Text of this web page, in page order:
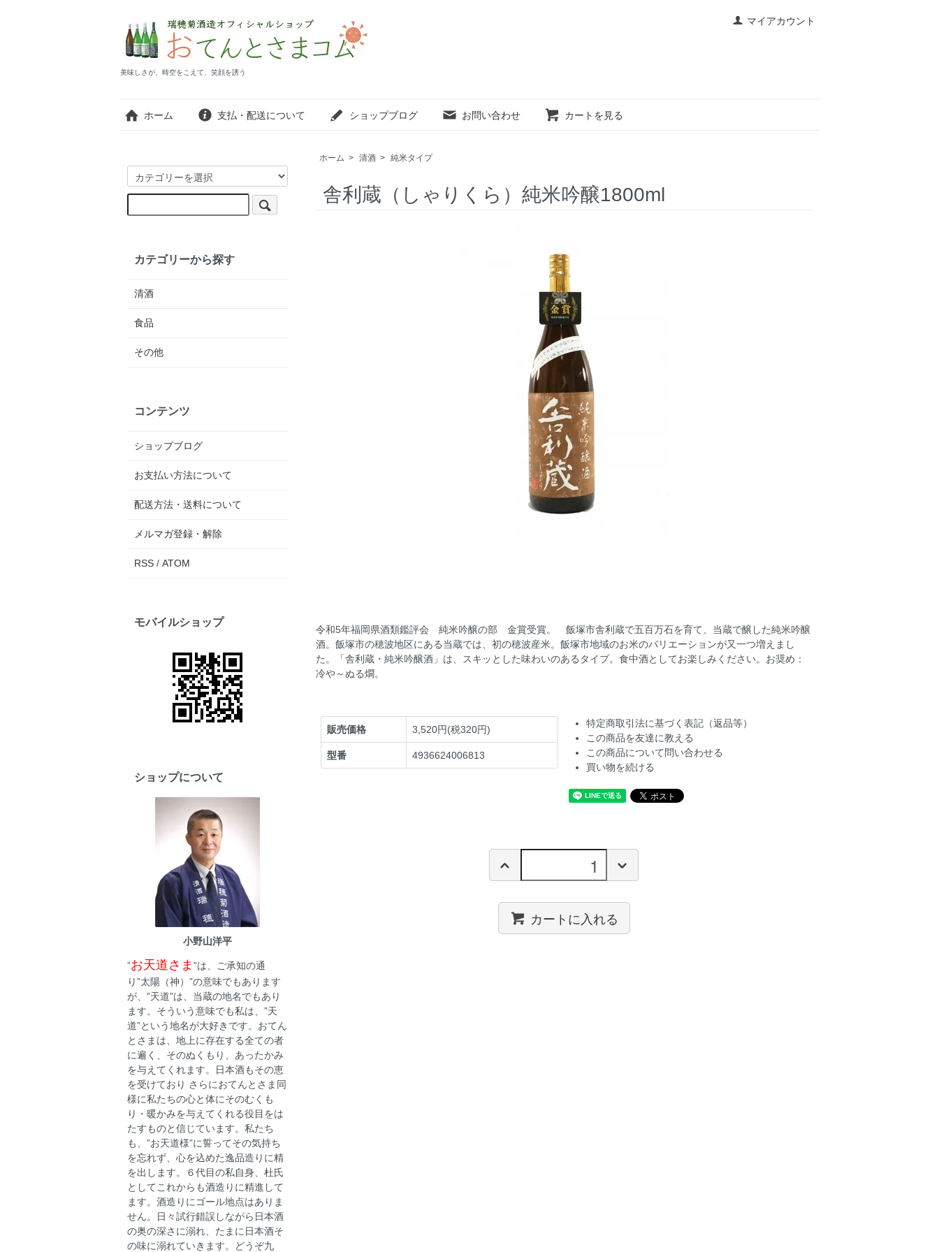
マイアカウント
美味しさが、時空をこえて、笑顔を誘う
ホーム 支払・配送について ショップブログ お問い合わせ カートを見る
ホーム > 清酒 > 純米タイプ
舎利蔵（しゃりくら）純米吟醸1800ml
令和5年福岡県酒類鑑評会 純米吟醸の部 金賞受賞。 飯塚市舎利蔵で五百万石を育て、当蔵で醸した純米吟醸
酒。飯塚市の穂波地区にある当蔵では、初の穂波産米。飯塚市地域のお米のバリエーションが又一つ増えまし
た。「舎利蔵・純米吟醸酒」は、スキッとした味わいのあるタイプ。食中酒としてお楽しみください。お奨め：
冷や～ぬる燗。
販売価格 3,520円(税320円)
型番 4936624006813
特定商取引法に基づく表記（返品等）
この商品を友達に教える
この商品について問い合わせる
買い物を続ける
カートに入れる
カテゴリーから探す
清酒
食品
その他
コンテンツ
ショップブログ
お支払い方法について
配送方法・送料について
メルマガ登録・解除
RSS / ATOM
モバイルショップ
ショップについて
小野山洋平
”お天道さま ”は、ご承知の通
り”太陽（神）”の意味でもあります
が、”天道”は、当蔵の地名でもあり
ます。そういう意味でも私は、”天
道”という地名が大好きです。おてん
とさまは、地上に存在する全ての者
に遍く、そのぬくもり、あったかみ
を与えてくれます。日本酒もその恵
を受けており さらにおてんとさま同
様に私たちの心と体にそのむくも
り・暖かみを与えてくれる役目をは
たすものと信じています。私たち
も、”お天道様”に誓ってその気持ち
を忘れず、心を込めた逸品造りに精
を出します。６代目の私自身、杜氏
としてこれからも酒造りに精進して
ます。酒造りにゴール地点はありま
せん。日々試行錯誤しながら日本酒
の奥の深さに溺れ、たまに日本酒そ
の味に溺れていきます。どうぞ九